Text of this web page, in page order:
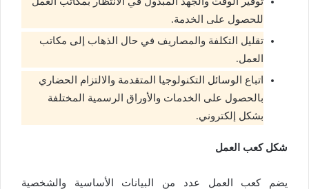
للحصول على الخدمة.
تقليل التكلفة والمصاريف في حال الذهاب إلى مكاتب
العمل.
اتباع الوسائل التكنولوجيا المتقدمة والالتزام الحضاري
بالحصول على الخدمات والأوراق الرسمية المختلفة
بشكل إلكتروني.
شكل كعب العمل
يضم كعب العمل عدد من البيانات الأساسية والشخصية